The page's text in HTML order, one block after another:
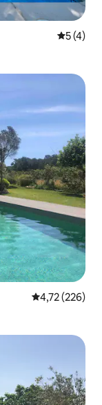
5 (4)
Gemiddelde
4,72 (226)